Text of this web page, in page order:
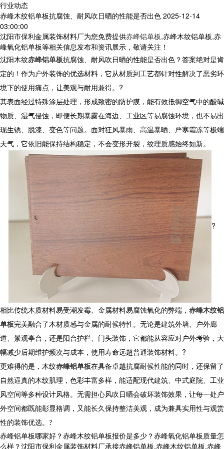
行业动态
赤峰木纹铝单板抗腐蚀、耐风吹日晒的性能是否出色 2025-12-14
03:00:00
沈阳市保利金属装饰材料厂为您免费提供赤峰铝单板,赤峰木纹铝单板,赤
峰氧化铝单板等相关信息发布和资讯展示，敬请关注！
沈阳木纹赤峰铝单板抗腐蚀、耐风吹日晒的性能是否出色？答案绝对是肯
定的！作为户外装饰的优选材料，它从材质到工艺都针对性解决了恶劣环
境下的使用痛点，让美观与耐用兼得。?
其表面经过特殊涂层处理，形成致密的防护膜，能有效抵御空气中的酸碱
物质、湿气侵蚀，即便长期暴露在海边、工业区等易腐蚀环境，也不易出
现生锈、脱漆、变色等问题。面对狂风暴雨、高温暴晒、严寒霜冻等极端
天气，它依旧能保持结构稳定，不会变形开裂，纹理质感始终如新。
?
相比传统木质材料易受潮发霉、金属材料易腐蚀氧化的弊端， 赤峰木纹铝
单板完美融合了木材质感与金属的耐候特性。无论是建筑外墙、户外廊
道、景观亭台，还是阳台护栏、门头装饰，它都能从容应对户外考验，大
幅减少后期维护频次与成本，使用寿命远超普通装饰材料。?
更难得的是， 木纹赤峰铝单板在具备卓越抗腐耐候性能的同时，还保留了
自然逼真的木纹肌理，色彩丰富多样，能适配现代建筑、中式庭院、工业
风空间等多种设计风格。无需担心风吹日晒会破坏装饰效果，让每一处户
外空间都既能彰显格调，又能长久保持整洁美观，成为兼具实用性与观赏
性的装饰优选。
?
赤峰铝单板哪家好？赤峰木纹铝单板报价是多少？赤峰氧化铝单板质量怎
么样？沈阳市保利金属装饰材料厂承接赤峰铝单板,赤峰木纹铝单板,赤峰